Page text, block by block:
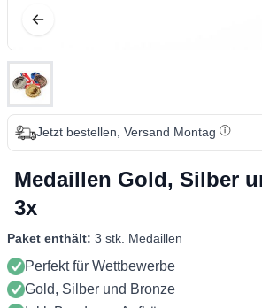
Jetzt bestellen, Versand Montag
Medaillen Gold, Silber
3x
Paket enthält: 3 stk. Medaillen
Perfekt für Wettbewerbe
Gold, Silber und Bronze